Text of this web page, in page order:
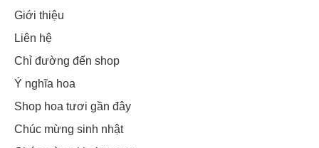
trọngđể biết thêm nhé.
Giới thiệu
Liên hệ
Chỉ đường đến shop
Ý nghĩa hoa
Shop hoa tươi gần đây
Chúc mừng sinh nhật